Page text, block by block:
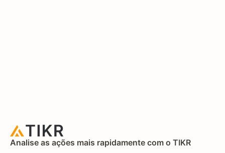
Analise as ações mais rapidamente com o TIKR